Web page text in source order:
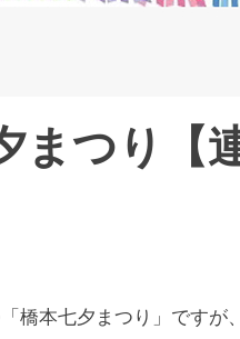
まつり【
橋本七夕まつり」ですが